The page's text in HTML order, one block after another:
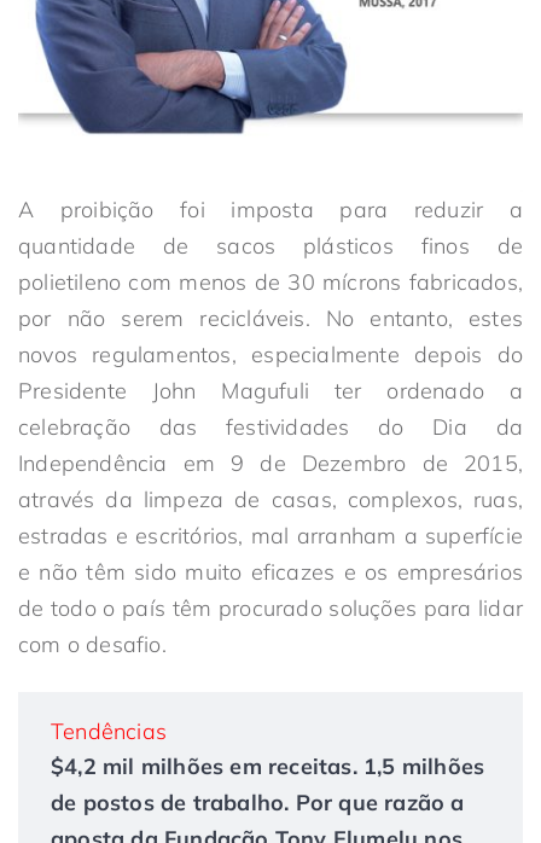
A proibição foi imposta para reduzir a
quantidade de sacos plásticos finos de
polietileno com menos de 30 mícrons fabricados,
por não serem recicláveis. No entanto, estes
novos regulamentos, especialmente depois do
Presidente John Magufuli ter ordenado a
celebração das festividades do Dia da
Independência em 9 de Dezembro de 2015,
através da limpeza de casas, complexos, ruas,
estradas e escritórios, mal arranham a superfície
e não têm sido muito eficazes e os empresários
de todo o país têm procurado soluções para lidar
com o desafio.
Tendências
$4,2 mil milhões em receitas. 1,5 milhões
de postos de trabalho. Por que razão a